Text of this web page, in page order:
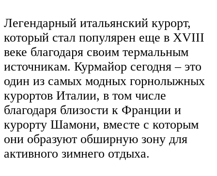
Легендарный итальянский курорт,
который стал популярен еще в XVIII
веке благодаря своим термальным
источникам. Курмайор сегодня – это
один из самых модных горнолыжных
курортов Италии, в том числе
благодаря близости к Франции и
курорту Шамони, вместе с которым
они образуют обширную зону для
активного зимнего отдыха.